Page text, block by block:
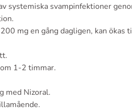
systemiska svampinfektioner
mg en gång dagligen, kan ökas
1-2 timmar.
med Nizoral.